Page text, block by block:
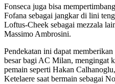
Fonseca juga bisa
Fofana sebagai jangkar di lini
Loftus-Cheek sebagai mezzala
Massimo Ambrosini.
Pendekatan ini dapat
besar bagi AC Milan, mengingat
pemain seperti Hakan
Ketelaere saat bermain sebagai